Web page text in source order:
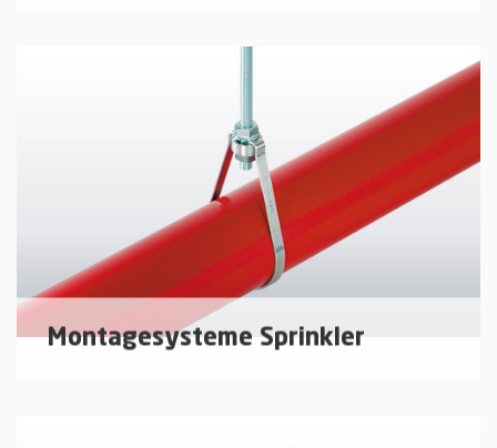
Schildersystem zur Kennzeichnung von
Montagesysteme Sprinkler